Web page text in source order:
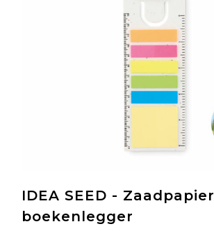
IDEA SEED - Zaadpapier
boekenlegger